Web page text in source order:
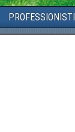
PROFESSIONISTI